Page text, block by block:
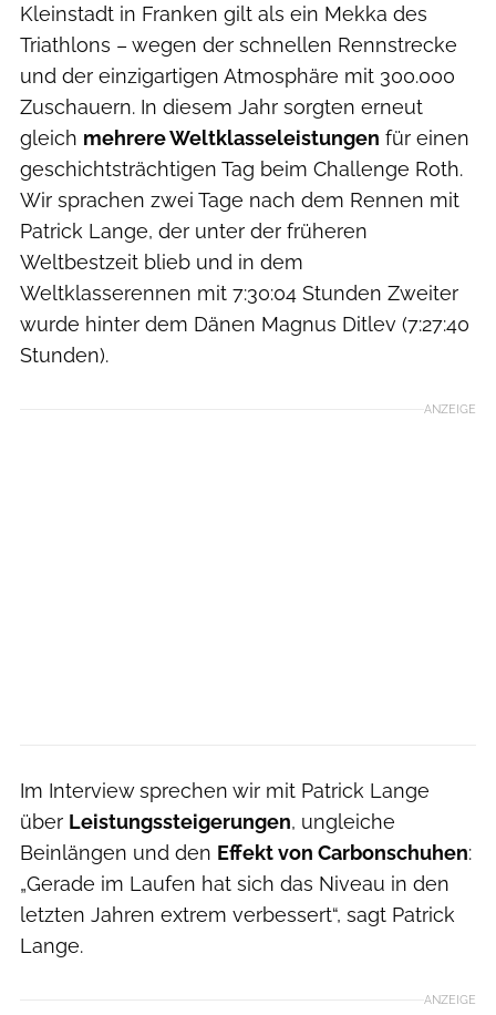
Kleinstadt in Franken gilt als ein Mekka des
Triathlons – wegen der schnellen Rennstrecke
und der einzigartigen Atmosphäre mit 300.000
Zuschauern. In diesem Jahr sorgten erneut
gleich mehrere Weltklasseleistungen für einen
geschichtsträchtigen Tag beim Challenge Roth.
Wir sprachen zwei Tage nach dem Rennen mit
Patrick Lange, der unter der früheren
Weltbestzeit blieb und in dem
Weltklasserennen mit 7:30:04 Stunden Zweiter
wurde hinter dem Dänen Magnus Ditlev (7:27:40
Stunden).
ANZEIGE
Im Interview sprechen wir mit Patrick Lange
über Leistungssteigerungen, ungleiche
Beinlängen und den Effekt von Carbonschuhen:
„Gerade im Laufen hat sich das Niveau in den
letzten Jahren extrem verbessert“, sagt Patrick
Lange.
ANZEIGE